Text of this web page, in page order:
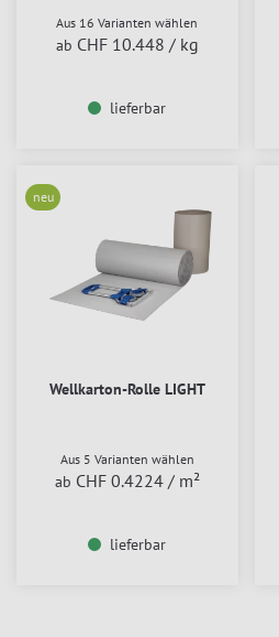
Aus 16 Varianten wählen
ab CHF 10.448 / kg
lieferbar
neu
​​​​​​​Wellkarton-Rolle LIGHT
Aus 5 Varianten wählen
ab CHF 0.4224 / m²
lieferbar